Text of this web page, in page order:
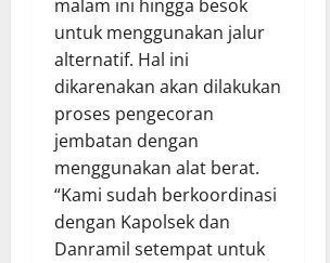
malam ini hingga besok
untuk menggunakan jalur
alternatif. Hal ini
dikarenakan akan dilakukan
proses pengecoran
jembatan dengan
menggunakan alat berat.
“Kami sudah berkoordinasi
dengan Kapolsek dan
Danramil setempat untuk